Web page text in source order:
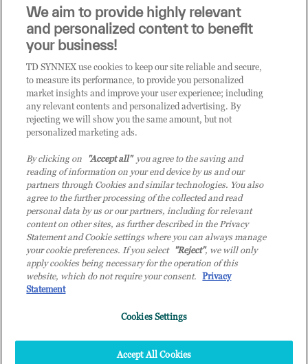
Sei un rivenditore di tecnologia e desideri acquistare
i prodotti o le soluzioni trattate sul blog?
CLICCA QUI E DIVENTA
CLIENTE TD SYNNEX
© 2026 TD SYNNEX Italy S.r.l. - Sede legale: via Luigi Russolo 9, 20138 Milano
(MI) - Numero di iscrizione al Registro delle Imprese di Milano e Codice Fiscale:
07092780159 - P.IVA: 07092780159 - Eur 12.569.000,00 i.v - TD SYNNEX e TD
in altri Paesi. Società a socio unico soggetta all’attività di direzione e coordinamento
Top
We aim to provide highly relevant
and personalized content to benefit
your business!
TD SYNNEX use cookies to keep our site reliable and secure,
to measure its performance, to provide you personalized
market insights and improve your user experience; including
any relevant contents and personalized advertising. By
rejecting we will show you the same amount, but not
personalized marketing ads.
By clicking on "Accept all"you agree to the saving and
reading of information on your end device by us and our
partners through Cookies and similar technologies. You also
agree to the further processing of the collected and read
personal data by us or our partners, including for relevant
content on other sites, as further described in the Privacy
Statement and Cookie settings where you can always manage
your cookie preferences. If you select "Reject", we will only
apply cookies being necessary for the operation of this
website, which do not require your consent. Privacy
Statement
Cookies Settings
Accept All Cookies